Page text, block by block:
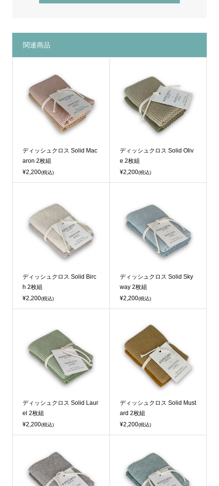
関連商品
ディッシュクロス Solid Mac
aron 2枚組
¥2,200(税込)
ディッシュクロス Solid Oliv
e 2枚組
¥2,200(税込)
ディッシュクロス Solid Birc
h 2枚組
¥2,200(税込)
ディッシュクロス Solid Sky
way 2枚組
¥2,200(税込)
ディッシュクロス Solid Laur
el 2枚組
¥2,200(税込)
ディッシュクロス Solid Must
ard 2枚組
¥2,200(税込)